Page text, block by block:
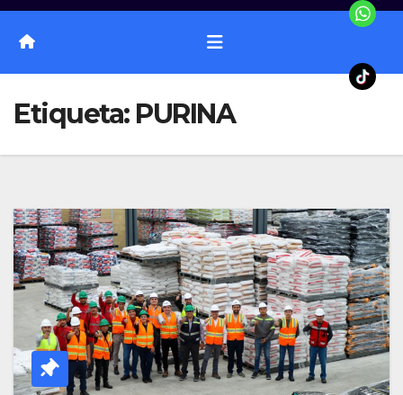
Etiqueta: PURINA